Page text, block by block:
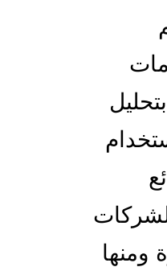
ومنها